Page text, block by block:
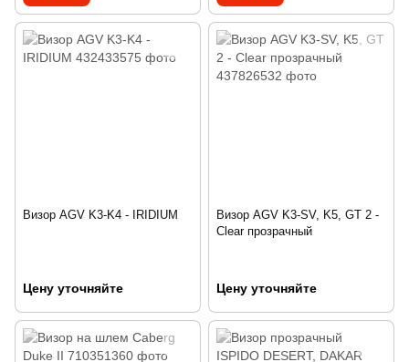
Визор AGV K3-K4 - IRIDIUM
Цену уточняйте
Визор AGV K3-SV, K5, GT 2 -
Clear прозрачный
Цену уточняйте